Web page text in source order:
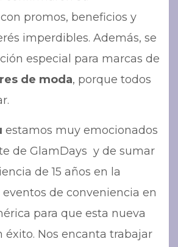
promos, beneficios y
imperdibles. Además, se
especial para marcas de
de moda, porque todos
estamos muy emocionados
de GlamDays y de sumar
de15 años en la
de conveniencia en
para que esta nueva
éxito. Nos encanta trabajar